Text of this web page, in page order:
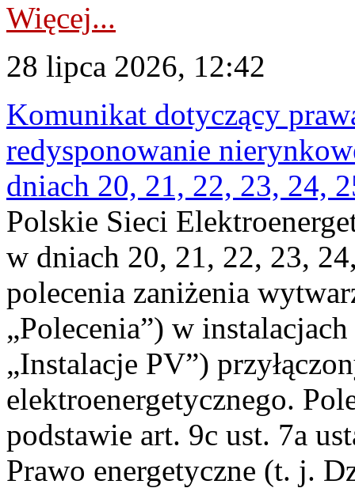
Więcej...
28 lipca 2026, 12:42
Komunikat dotyczący
redysponowanie
dniach 20, 21, 22, 23, 24,
Polskie Sieci
w dniach 20, 21, 22, 23,
polecenia zaniżenia
„Polecenia”) w
„Instalacje PV”)
elektroenergetycznego.
podstawie art. 9c ust. 7a
Prawo energetyczne (t. j.